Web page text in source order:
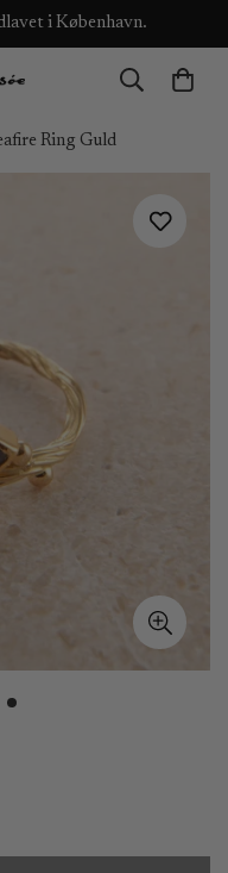
i København.
Ring Guld